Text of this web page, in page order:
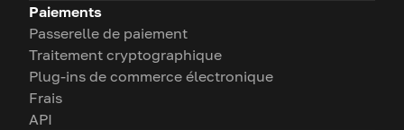
Paiements
Passerelle de paiement
Traitement cryptographique
Plug-ins de commerce électronique
Frais
API